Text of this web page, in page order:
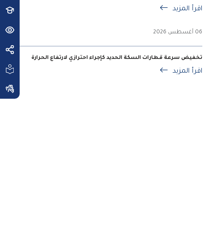
اقرأ المزيد
06 أغسطس 2026
تخفيض سرعة قطارات السكة الحديد كإجراء احترازي لارتفاع الحرارة
اقرأ المزيد